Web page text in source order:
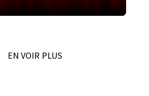
EN VOIR PLUS